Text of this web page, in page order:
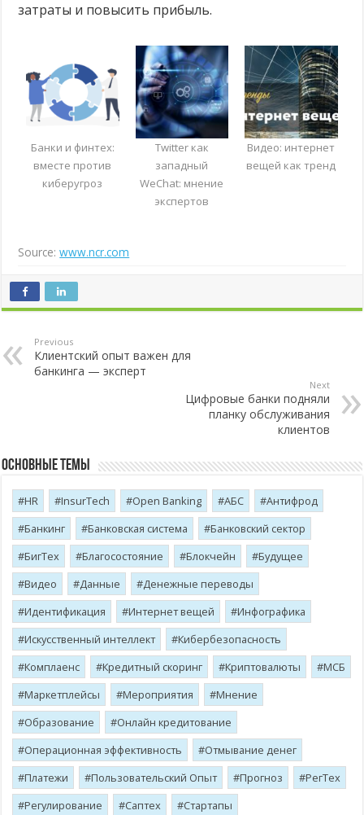
затраты и повысить прибыль.
Банки и финтех:
вместе против
киберугроз
Twitter как
западный
WeChat: мнение
экспертов
Видео: интернет
вещей как тренд
Source:www.ncr.com
Previous
Клиентский опыт важен для
банкинга — эксперт
Next
Цифровые банки подняли
планку обслуживания
клиентов
Основные темы
HR InsurTech Open Banking АБС
Антифрод
Банкинг
Банковская система
Банковский сектор
БигТех
Благосостояние Блокчейн
Будущее
Видео
Данные
Денежные переводы
Идентификация
Интернет вещей
Инфографика
Искусственный интеллект
Кибербезопасность
Комплаенс
Кредитный скоринг Криптовалюты
МСБ
Маркетплейсы
Мероприятия
Мнение
Образование
Онлайн кредитование
Операционная эффективность
Отмывание денег
Платежи
Пользовательский Опыт Прогноз
РегТех
Регулирование
Саптех
Стартапы